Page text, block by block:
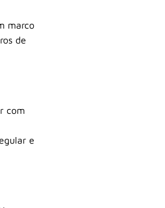
marco
de
com
e